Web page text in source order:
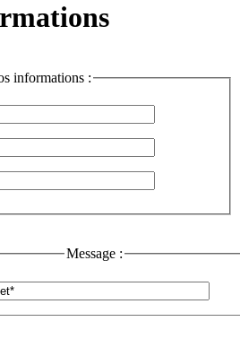
informations :
Message :